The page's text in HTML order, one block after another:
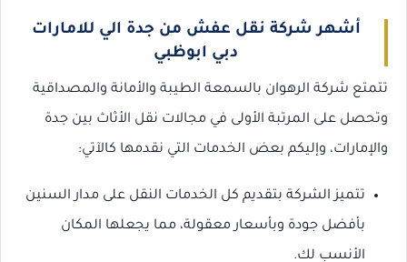
أشهر شركة نقل عفش من جدة الي للامارات
دبي ابوظبي
تتمتع شركة الرهوان بالسمعة الطيبة والأمانة والمصداقية
وتحصل على المرتبة الأولى في مجالات نقل الأثاث بين جدة
والإمارات، وإليكم بعض الخدمات التي نقدمها كالآتي:
تتميز الشركة بتقديم كل الخدمات النقل على مدار السنين
بأفضل جودة وبأسعار معقولة، مما يجعلها المكان
الأنسب لك.